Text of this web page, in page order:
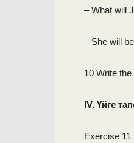
– What will
– She will
10 Write
IV. Үйге
Exercise 11